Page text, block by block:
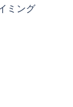
ミング